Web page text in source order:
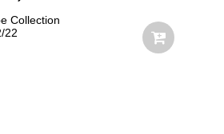
Collection
22